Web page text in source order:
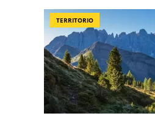
TERRITORIO